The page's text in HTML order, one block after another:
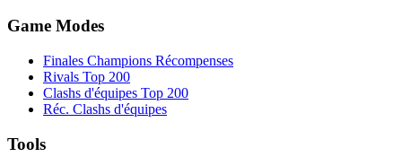
Game Modes
Finales Champions Récompenses
Rivals Top 200
Clashs d'équipes Top 200
Réc. Clashs d'équipes
Tools